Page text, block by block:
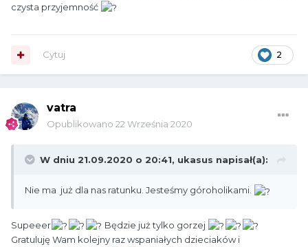
czysta przyjemność
2
Cytuj
vatra
Opublikowano 22 Września 2020
W dniu 21.09.2020 o 20:41, ukasus napisał(a):
Nie ma już dla nas ratunku. Jesteśmy góroholikami.
Supeeer
Będzie już tylko gorzej
Gratuluję Wam kolejny raz wspaniałych dzieciaków i